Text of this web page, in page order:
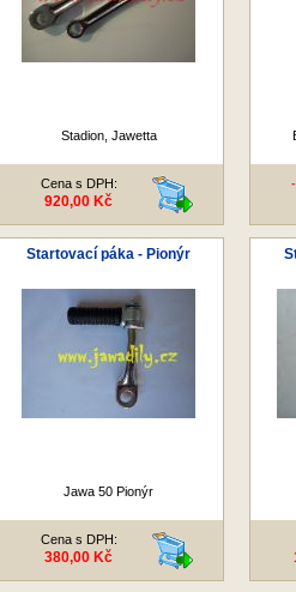
Stadion, Jawetta
Cena s DPH:
920,00 Kč
Startovací páka - Pionýr
Jawa 50 Pionýr
Cena s DPH:
380,00 Kč